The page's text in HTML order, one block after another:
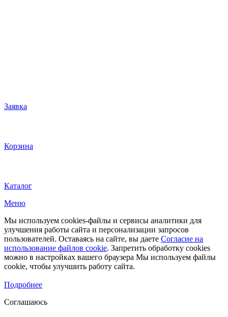
Заявка
Корзина
Каталог
Меню
Мы используем cookies-файлы и сервисы аналитики для
улучшения работы сайта и персонализации запросов
пользователей. Оставаясь на сайте, вы даете Согласие на
использование файлов cookie. Запретить обработку cookies
можно в настройках вашего браузера Мы используем файлы
cookie, чтобы улучшить работу сайта.
Подробнее
Соглашаюсь